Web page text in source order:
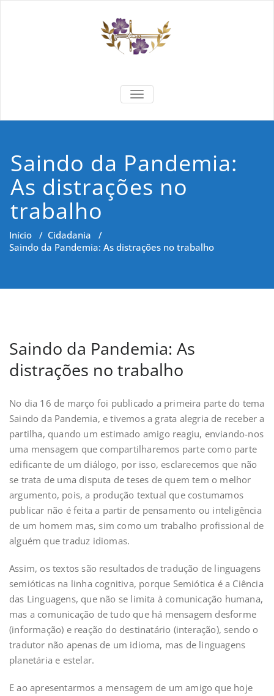
Saber
Cidadania e Dignidade Humana
TOGGLE NAVIGATION
Saindo da Pandemia:
As distrações no
trabalho
Início / Cidadania /
Saindo da Pandemia: As distrações no trabalho
Saindo da Pandemia: As
distrações no trabalho
No dia 16 de março foi publicado a primeira parte do tema
Saindo da Pandemia, e tivemos a grata alegria de receber a
partilha, quando um estimado amigo reagiu, enviando-nos
uma mensagem que compartilharemos parte como parte
edificante de um diálogo, por isso, esclarecemos que não
se trata de uma disputa de teses de quem tem o melhor
argumento, pois, a produção textual que costumamos
publicar não é feita a partir de pensamento ou inteligência
de um homem mas, sim como um trabalho profissional de
alguém que traduz idiomas.
Assim, os textos são resultados de tradução de linguagens
semióticas na linha cognitiva, porque Semiótica é a Ciência
das Linguagens, que não se limita à comunicação humana,
mas a comunicação de tudo que há mensagem desforme
(informação) e reação do destinatário (interação), sendo o
tradutor não apenas de um idioma, mas de linguagens
planetária e estelar.
E ao apresentarmos a mensagem de um amigo que hoje